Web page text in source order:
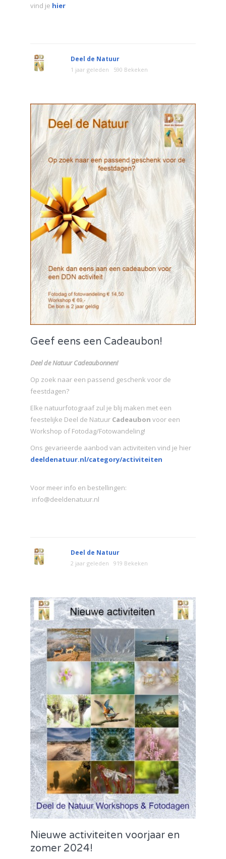
vind je hier
Deel de Natuur
1 jaar geleden 590 Bekeken
Geef eens een Cadeaubon!
Deel de Natuur Cadeaubonnen!
Op zoek naar een passend geschenk voor de
feestdagen?
Elke natuurfotograaf zul je blij maken met een
feestelijke Deel de Natuur Cadeaubon voor een
Workshop of Fotodag/Fotowandeling!
Ons gevarieerde aanbod van activiteiten vind je hier
deeldenatuur.nl/category/activiteiten
Voor meer info en bestellingen:
info@deeldenatuur.nl
Deel de Natuur
2 jaar geleden 919 Bekeken
Nieuwe activiteiten voorjaar en
zomer 2024!